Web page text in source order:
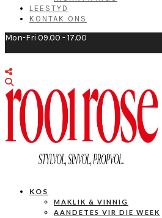
LEESTYD
KONTAK ONS
Mon-Fri 09.00 - 17.00
KOS
MAKLIK & VINNIG
AANDETES VIR DIE WEEK